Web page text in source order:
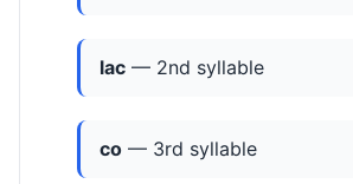
lac — 2nd syllable
co — 3rd syllable